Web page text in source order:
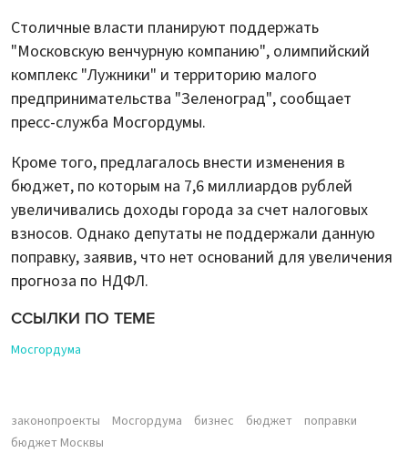
Столичные власти планируют поддержать
"Московскую венчурную компанию", олимпийский
комплекс "Лужники" и территорию малого
предпринимательства "Зеленоград", сообщает
пресс-служба Мосгордумы.
Кроме того, предлагалось внести изменения в
бюджет, по которым на 7,6 миллиардов рублей
увеличивались доходы города за счет налоговых
взносов. Однако депутаты не поддержали данную
поправку, заявив, что нет оснований для увеличения
прогноза по НДФЛ.
ССЫЛКИ ПО ТЕМЕ
Мосгордума
законопроекты Мосгордума бизнес бюджет
поправки
бюджет Москвы